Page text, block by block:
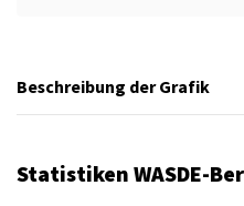
Beschreibung der Grafik
Statistiken WASDE-